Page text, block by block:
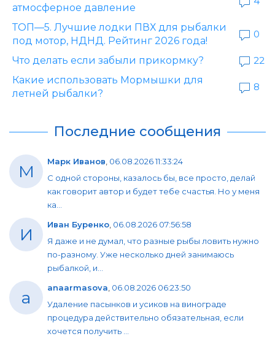
атмосферное давление
ТОП—5. Лучшие лодки ПВХ для рыбалки
под мотор, НДНД. Рейтинг 2026 года!
0
Что делать если забыли прикормку?
22
Какие использовать Мормышки для
летней рыбалки?
8
Последние сообщения
М Марк Иванов, 06.08.2026 11:33:24
С одной стороны, казалось бы, все просто, делай
как говорит автор и будет тебе счастья. Но у меня
ка...
И Иван Буренко, 06.08.2026 07:56:58
Я даже и не думал, что разные рыбы ловить нужно
по-разному. Уже несколько дней занимаюсь
рыбалкой, и...
a anaarmasova, 06.08.2026 06:23:50
Удаление пасынков и усиков на винограде
процедура действительно обязательная, если
хочется получить ...